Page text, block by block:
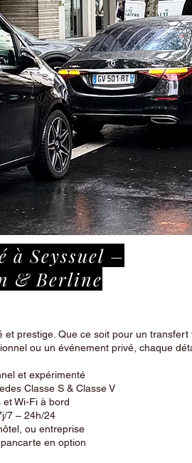
à Seyssuel –
& Berline
prestige. Que ce soit pour un transfert
ou un événement privé, chaque
et expérimenté
Classe S & Classe V
Wi-Fi à bord
7 – 24h/24
ou entreprise
en option